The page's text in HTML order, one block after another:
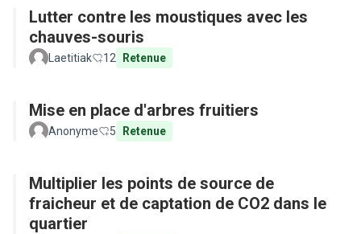
Lutter contre les moustiques avec les
chauves-souris
Laetitiak 12 Retenue
Mise en place d'arbres fruitiers
Anonyme 5 Retenue
Multiplier les points de source de
fraicheur et de captation de CO2 dans le
quartier